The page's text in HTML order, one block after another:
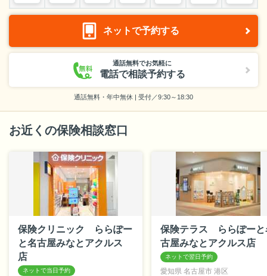
ネットで予約する
通話無料でお気軽に
電話で相談予約する
通話無料・年中無休 | 受付／9:30～18:30
お近くの保険相談窓口
保険クリニック ららぽー
と名古屋みなとアクルス
店
保険テラス ららぽーと
古屋みなとアクルス店
愛知県 名古屋市 港区